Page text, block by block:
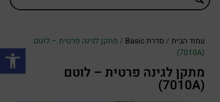
פתח
עמוד הבית / סדרת Basic
/ מתקן לגינה פרטית – לוטם
(7010A)
מתקן לגינה פרטית – לוטם
(7010A)